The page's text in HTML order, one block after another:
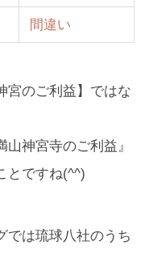
間違い
宮のご利益】ではな
山神宮寺のご利益』
とですね(^^)
では琉球八社のうち